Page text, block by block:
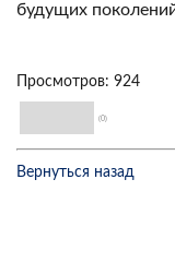
будущих
Просмотров: 924
(0)
Вернуться назад